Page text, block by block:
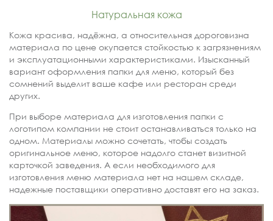
Натуральная кожа
Кожа красива, надёжна, а относительная дороговизна
материала по цене окупается стойкостью к загрязнениям
и эксплуатационными характеристиками. Изысканный
вариант оформления папки для меню, который без
сомнений выделит ваше кафе или ресторан среди
других.
При выборе материала для изготовления папки с
логотипом компании не стоит останавливаться только на
одном. Материалы можно сочетать, чтобы создать
оригинальное меню, которое надолго станет визитной
карточкой заведения. А если необходимого для
изготовления меню материала нет на нашем складе,
надежные поставщики оперативно доставят его на заказ.